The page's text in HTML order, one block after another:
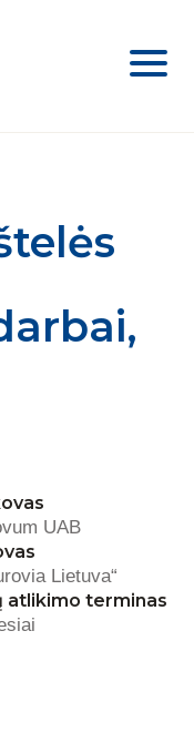
UAB
Lietuva“
atlikimo terminas